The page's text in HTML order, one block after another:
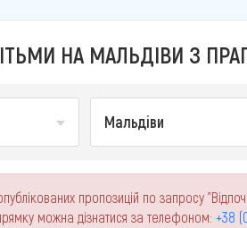
НА МАЛЬДІВИ З
Мальдіви
пропозицій по запросу
можна дізнатися за телефоном: +38